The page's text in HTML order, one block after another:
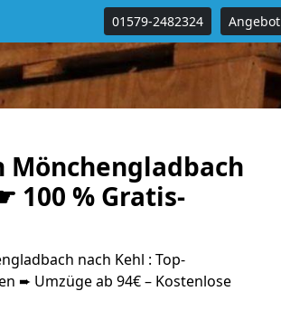
01579-2482324 Angebot
Mönchengladbach
100 % Gratis-
nach Kehl : Top-
➨ Umzüge ab 94€ – Kostenlose